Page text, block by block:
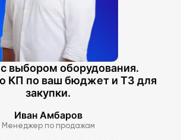
выбором оборудования.
КП по ваш бюджет и ТЗ для
закупки.
Иван Амбаров
Менеджер по продажам